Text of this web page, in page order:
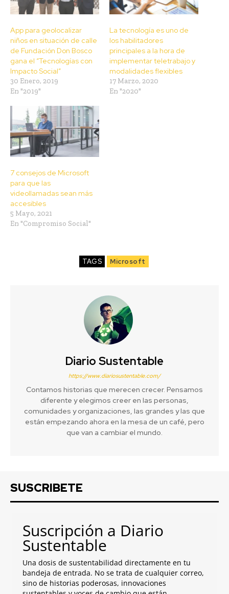
App para geolocalizar
niños en situación de calle
de Fundación Don Bosco
gana el “Tecnologías con
Impacto Social”
30 Enero, 2019
En "2019"
La tecnología es uno de
los habilitadores
principales a la hora de
implementar teletrabajo y
modalidades flexibles
17 Marzo, 2020
En "2020"
7 consejos de Microsoft
para que las
videollamadas sean más
accesibles
5 Mayo, 2021
En "Compromiso Social"
TAGS Microsoft
Diario Sustentable
https://www.diariosustentable.com/
Contamos historias que merecen crecer. Pensamos
diferente y elegimos creer en las personas,
comunidades y organizaciones, las grandes y las que
están empezando ahora en la mesa de un café, pero
que van a cambiar el mundo.
SUSCRIBETE
Suscripción a Diario
Sustentable
Una dosis de sustentabilidad directamente en tu
bandeja de entrada. No se trata de cualquier correo,
sino de historias poderosas, innovaciones